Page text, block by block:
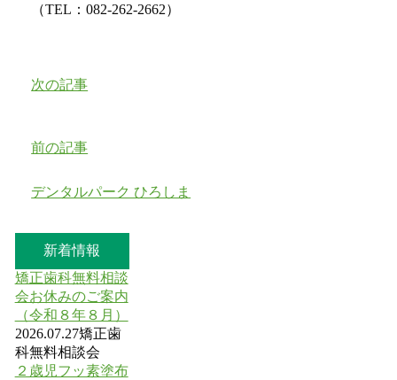
（TEL：082-262-2662）
次の記事
前の記事
デンタルパーク ひろしま
新着情報
矯正歯科無料相談
会お休みのご案内
（令和８年８月）
2026.07.27矯正歯
科無料相談会
２歳児フッ素塗布